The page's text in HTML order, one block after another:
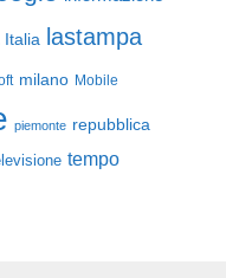
Italia lastampa
milano Mobile
piemonte repubblica
tempo